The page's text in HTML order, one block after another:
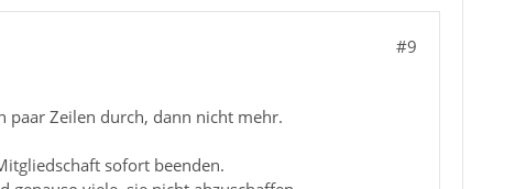
#9
paar Zeilen durch, dann nicht mehr.
sofort beenden.